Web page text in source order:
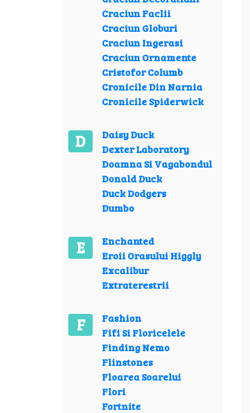
Craciun Faclii
Craciun Globuri
Craciun Ingerasi
Craciun Ornamente
Cristofor Columb
Cronicile Din Narnia
Cronicile Spiderwick
D
Daisy Duck
Dexter Laboratory
Doamna Si Vagabondul
Donald Duck
Duck Dodgers
Dumbo
E
Enchanted
Eroii Orasului Higgly
Excalibur
Extraterestrii
F
Fashion
Fifi Si Floricelele
Finding Nemo
Flinstones
Floarea Soarelui
Flori
Fortnite